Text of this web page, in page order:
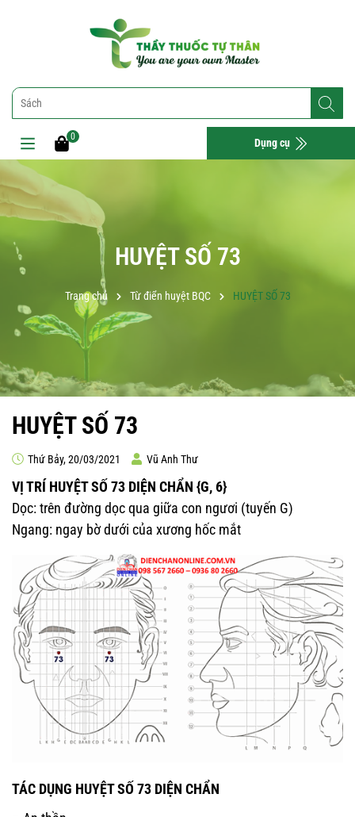
0 Dụng cụ
HUYỆT SỐ 73
Trang chủ Từ điển huyệt BQC HUYỆT SỐ 73
HUYỆT SỐ 73
Thứ Bảy, 20/03/2021 Vũ Anh Thư
VỊ TRÍ HUYỆT SỐ 73 DIỆN CHẨN {G, 6}
Dọc: trên đường dọc qua giữa con ngươi (tuyến G)
Ngang: ngay bờ dưới của xương hốc mắt
TÁC DỤNG HUYỆT SỐ 73 DIỆN CHẨN